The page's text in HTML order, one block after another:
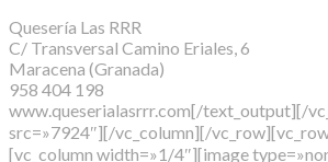
Quesería Las RRR
C/ Transversal Camino Eriales, 6
Maracena (Granada)
958 404 198
www.queserialasrrr.com[/text_output][/
src=»7924″][/vc_column][/
[vc_column width=»1/4″][image